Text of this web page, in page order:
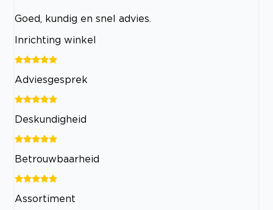
Goed, kundig en snel advies.
Inrichting winkel
Adviesgesprek
Deskundigheid
Betrouwbaarheid
Assortiment